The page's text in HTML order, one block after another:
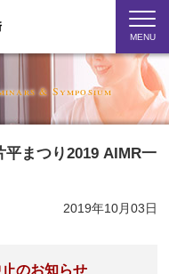
MENU
& Symposium
平まつり2019 AIMR一
2019年10月03日
のお知らせ